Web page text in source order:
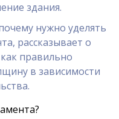
здания.
нужно уделять
рассказывает о
правильно
в зависимости